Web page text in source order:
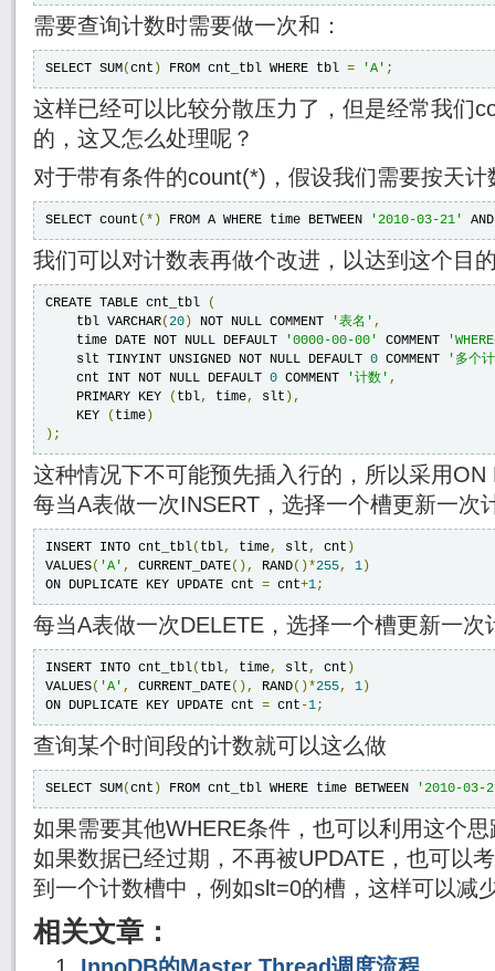
需要查询计数时需要做一次和：
SELECT SUM(cnt ) FROM cnt_tbl WHERE tbl = 'A' ;
这样已经可以比较分散压力了，但是经常我们
的，这又怎么处理呢？
对于带有条件的count(*)，假设我们需要按天计
SELECT count (*) FROM A WHERE time BETWEEN '2010-03-21'
我们可以对计数表再做个改进，以达到这个目
CREATE TABLE cnt_tbl
(
    tbl VARCHAR
(20 ) NOT NULL COMMENT '表名' ,
    time DATE NOT NULL DEFAULT
'0000-00-00' COMMENT
    slt TINYINT UNSIGNED NOT NULL DEFAULT
0 COMMENT
'多个
    cnt INT NOT NULL DEFAULT
0 COMMENT '计数' ,
    PRIMARY KEY
( tbl, time, slt ),
    KEY
( time )
);
这种情况下不可能预先插入行的，所以采用ON
每当A表做一次INSERT，选择一个槽更新一次
INSERT INTO cnt_tbl( tbl, time, slt, cnt )
VALUES( 'A' , CURRENT_DATE(), RAND()*255, 1 )
ON DUPLICATE KEY UPDATE cnt = cnt+1;
每当A表做一次DELETE，选择一个槽更新一次
INSERT INTO cnt_tbl( tbl, time, slt, cnt )
VALUES( 'A' , CURRENT_DATE(), RAND()*255, 1 )
ON DUPLICATE KEY UPDATE cnt = cnt -1;
查询某个时间段的计数就可以这么做
SELECT SUM(cnt ) FROM cnt_tbl WHERE time BETWEEN '2010-03-
如果需要其他WHERE条件，也可以利用这个
如果数据已经过期，不再被UPDATE，也可以
到一个计数槽中，例如slt=0的槽，这样可以减
相关文章：